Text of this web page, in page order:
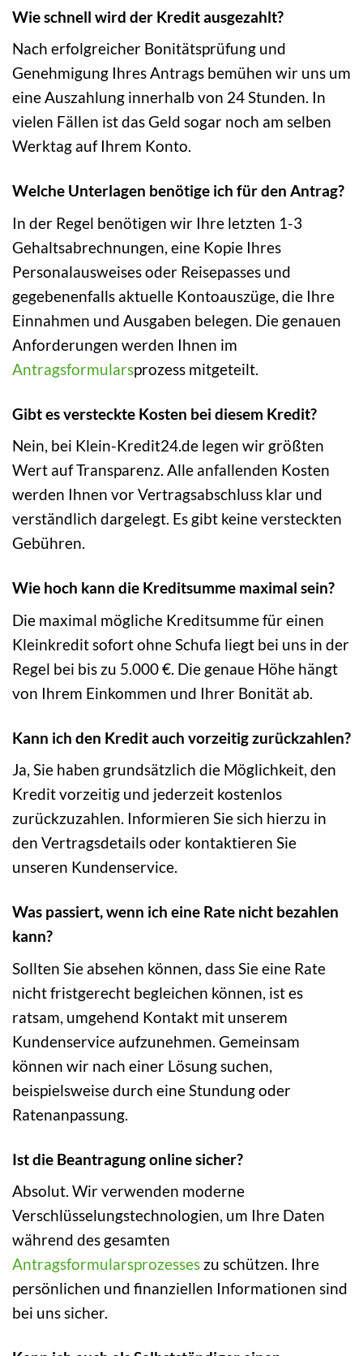
Wie schnell wird der Kredit ausgezahlt?
Nach erfolgreicher Bonitätsprüfung und
Genehmigung Ihres Antrags bemühen wir uns um
eine Auszahlung innerhalb von 24 Stunden. In
vielen Fällen ist das Geld sogar noch am selben
Werktag auf Ihrem Konto.
Welche Unterlagen benötige ich für den Antrag?
In der Regel benötigen wir Ihre letzten 1-3
Gehaltsabrechnungen, eine Kopie Ihres
Personalausweises oder Reisepasses und
gegebenenfalls aktuelle Kontoauszüge, die Ihre
Einnahmen und Ausgaben belegen. Die genauen
Anforderungen werden Ihnen im
Antragsformularsprozess mitgeteilt.
Gibt es versteckte Kosten bei diesem Kredit?
Nein, bei Klein-Kredit24.de legen wir größten
Wert auf Transparenz. Alle anfallenden Kosten
werden Ihnen vor Vertragsabschluss klar und
verständlich dargelegt. Es gibt keine versteckten
Gebühren.
Wie hoch kann die Kreditsumme maximal sein?
Die maximal mögliche Kreditsumme für einen
Kleinkredit sofort ohne Schufa liegt bei uns in der
Regel bei bis zu 5.000 €. Die genaue Höhe hängt
von Ihrem Einkommen und Ihrer Bonität ab.
Kann ich den Kredit auch vorzeitig zurückzahlen?
Ja, Sie haben grundsätzlich die Möglichkeit, den
Kredit vorzeitig und jederzeit kostenlos
zurückzuzahlen. Informieren Sie sich hierzu in
den Vertragsdetails oder kontaktieren Sie
unseren Kundenservice.
Was passiert, wenn ich eine Rate nicht bezahlen
kann?
Sollten Sie absehen können, dass Sie eine Rate
nicht fristgerecht begleichen können, ist es
ratsam, umgehend Kontakt mit unserem
Kundenservice aufzunehmen. Gemeinsam
können wir nach einer Lösung suchen,
beispielsweise durch eine Stundung oder
Ratenanpassung.
Ist die Beantragung online sicher?
Absolut. Wir verwenden moderne
Verschlüsselungstechnologien, um Ihre Daten
während des gesamten
Antragsformularsprozesses zu schützen. Ihre
persönlichen und finanziellen Informationen sind
bei uns sicher.